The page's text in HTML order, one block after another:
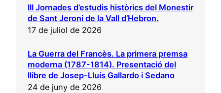
III Jornades d’estudis històrics del Monestir
de Sant Jeroni de la Vall d’Hebron.
17 de juliol de 2026
La Guerra del Francès. La primera premsa
moderna (1787-1814). Presentació del
llibre de Josep-Lluís Gallardo i Sedano
24 de juny de 2026